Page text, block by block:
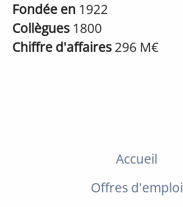
Fondée en 1922
Collègues 1800
Chiffre d'affaires 296 M€
Accueil
Offres d'emploi